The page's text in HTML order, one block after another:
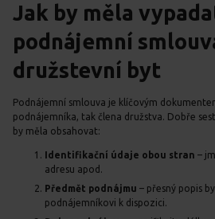
Jak by měla
podnájemní
družstevní byt
Podnájemní smlouva je klíčovým
podnájemníka, tak člena družstva. Dobře
by měla obsahovat:
Identifikační údaje obou stran –
adresu apod.
Předmět podnájmu – přesný popis
podnájemníkovi k dispozici.